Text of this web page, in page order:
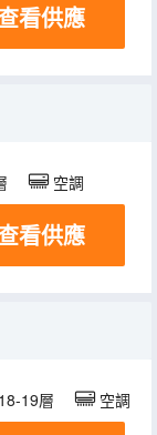
箱看供應
空調
箱看供應
18-19層 空調